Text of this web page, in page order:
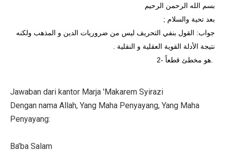
بسم الله الرحمن الرحيم
بعد تحية والسلام ;
جواب: القول بنفي التحريف ليس من ضروريات الدين و المذهب ولكنه
نتيجة الأدلة القوية العقلية و النقلية
2- هو مخطئ قطعاً
Jawaban dari kantor Marja 'Makarem Syirazi
Dengan nama Allah, Yang Maha Penyayang, Yang Maha
Penyayang:
Ba’ba Salam